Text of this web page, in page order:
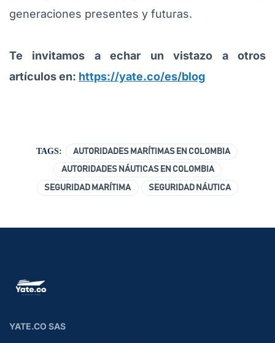
generaciones presentes y futuras.
Te invitamos a echar un vistazo a otros
artículos en: https://yate.co/es/blog
TAGS: AUTORIDADES MARÍTIMAS EN COLOMBIA
AUTORIDADES NÁUTICAS EN COLOMBIA
SEGURIDAD MARÍTIMA SEGURIDAD NÁUTICA
YATE.CO SAS